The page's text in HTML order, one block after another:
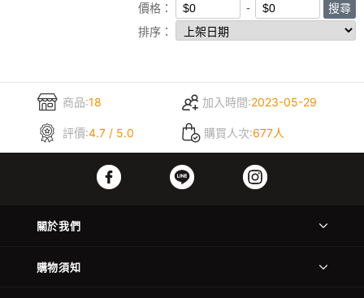
價格：
排序：
商品:18 加入時間:2023-05-29
評價:4.7 / 5.0 購買人次:677人
關於我們
購物須知